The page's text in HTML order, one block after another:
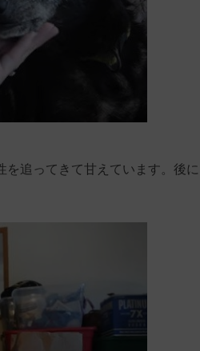
を追ってきて甘えています。後に